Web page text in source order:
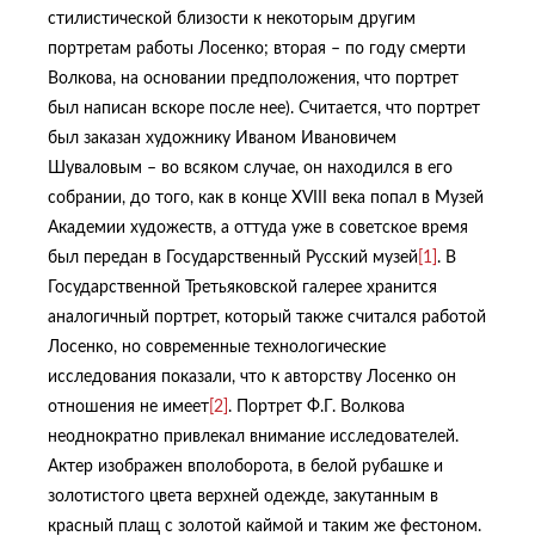
стилистической близости к некоторым другим
портретам работы Лосенко; вторая – по году смерти
Волкова, на основании предположения, что портрет
был написан вскоре после нее). Считается, что портрет
был заказан художнику Иваном Ивановичем
Шуваловым – во всяком случае, он находился в его
собрании, до того, как в конце XVIII века попал в Музей
Академии художеств, а оттуда уже в советское время
был передан в Государственный Русский музей [1] . В
Государственной Третьяковской галерее хранится
аналогичный портрет, который также считался работой
Лосенко, но современные технологические
исследования показали, что к авторству Лосенко он
отношения не имеет [2] . Портрет Ф.Г. Волкова
неоднократно привлекал внимание исследователей.
Актер изображен вполоборота, в белой рубашке и
золотистого цвета верхней одежде, закутанным в
красный плащ с золотой каймой и таким же фестоном.